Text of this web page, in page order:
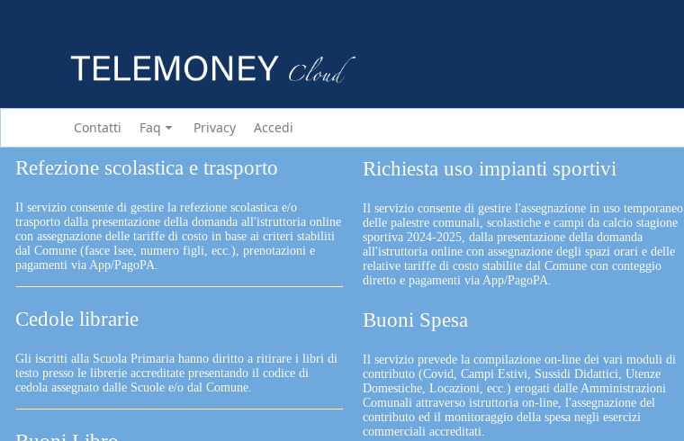
Contatti Faq Privacy Accedi
Refezione scolastica e trasporto
Il servizio consente di gestire la refezione scolastica e/o
trasporto dalla presentazione della domanda all'istruttoria online
con assegnazione delle tariffe di costo in base ai criteri stabiliti
dal Comune (fasce Isee, numero figli, ecc.), prenotazioni e
pagamenti via App/PagoPA.
Cedole librarie
Gli iscritti alla Scuola Primaria hanno diritto a ritirare i libri di
testo presso le librerie accreditate presentando il codice di
cedola assegnato dalle Scuole e/o dal Comune.
Richiesta uso impianti sportivi
Il servizio consente di gestire l'assegnazione in uso temporaneo
delle palestre comunali, scolastiche e campi da calcio stagione
sportiva 2024-2025, dalla presentazione della domanda
all'istruttoria online con assegnazione degli spazi orari e delle
relative tariffe di costo stabilite dal Comune con conteggio
diretto e pagamenti via App/PagoPA.
Buoni Spesa
Il servizio prevede la compilazione on-line dei vari moduli di
contributo (Covid, Campi Estivi, Sussidi Didattici, Utenze
Domestiche, Locazioni, ecc.) erogati dalle Amministrazioni
Comunali attraverso istruttoria on-line, l'assegnazione del
contributo ed il monitoraggio della spesa negli esercizi
commerciali accreditati.